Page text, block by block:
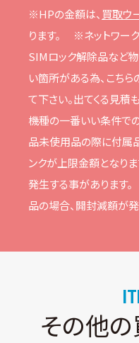
※HPの⾦額は、 買取ウ
ります。
※ネットワー
SIMロック解除品など
い箇所がある為、こち
て下さい。出てくる⾒積
機種の⼀番いい条件で
品未使⽤品の際に付属
ンクが上限⾦額となりま
発⽣する事があります。
品の場合、開封減額が
その他